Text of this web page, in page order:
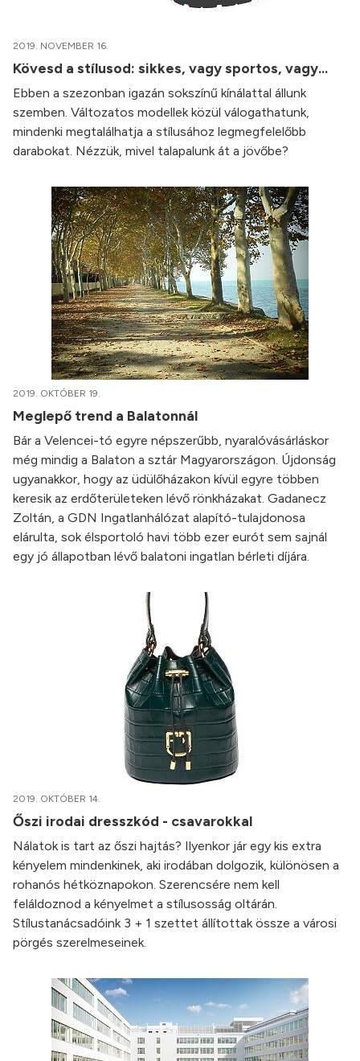
2019. NOVEMBER 16.
Kövesd a stílusod: sikkes, vagy sportos, vagy...
Ebben a szezonban igazán sokszínű kínálattal állunk
szemben. Változatos modellek közül válogathatunk,
mindenki megtalálhatja a stílusához legmegfelelőbb
darabokat. Nézzük, mivel talapalunk át a jövőbe?
2019. OKTÓBER 19.
Meglepő trend a Balatonnál
Bár a Velencei-tó egyre népszerűbb, nyaralóvásárláskor
még mindig a Balaton a sztár Magyarországon. Újdonság
ugyanakkor, hogy az üdülőházakon kívül egyre többen
keresik az erdőterületeken lévő rönkházakat. Gadanecz
Zoltán, a GDN Ingatlanhálózat alapító-tulajdonosa
elárulta, sok élsportoló havi több ezer eurót sem sajnál
egy jó állapotban lévő balatoni ingatlan bérleti díjára.
2019. OKTÓBER 14.
Őszi irodai dresszkód - csavarokkal
Nálatok is tart az őszi hajtás? Ilyenkor jár egy kis extra
kényelem mindenkinek, aki irodában dolgozik, különösen a
rohanós hétköznapokon. Szerencsére nem kell
feláldoznod a kényelmet a stílusosság oltárán.
Stílustanácsadóink 3 + 1 szettet állítottak össze a városi
pörgés szerelmeseinek.